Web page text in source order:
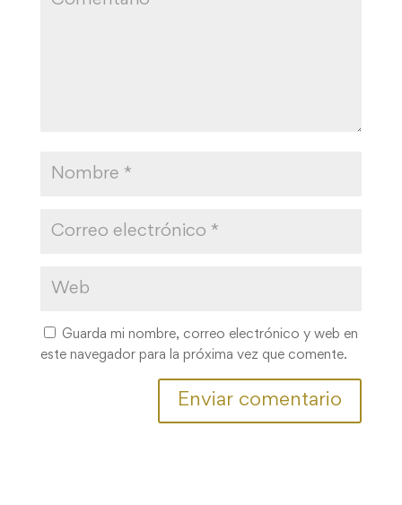
Guarda mi nombre, correo electrónico y web en
este navegador para la próxima vez que comente.